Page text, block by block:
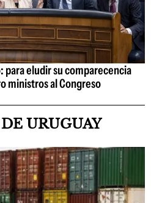
para eludir su comparecencia
ministros al Congreso
URUGUAY